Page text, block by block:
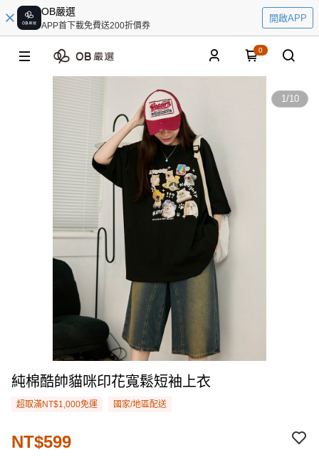
OB嚴選
APP首下載免費送200折價券
開啟APP
0
1/10
純棉酷帥貓咪印花寬鬆短袖上衣
超取滿NT$1,000免運 國家/地區配送
NT$599